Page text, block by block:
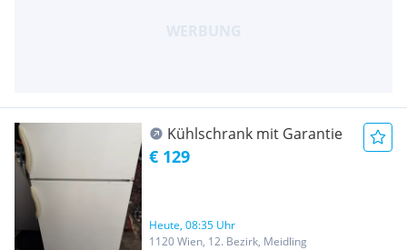
Kühlschrank mit Garantie
€ 129
Heute, 08:35 Uhr
1120 Wien, 12. Bezirk, Meidling